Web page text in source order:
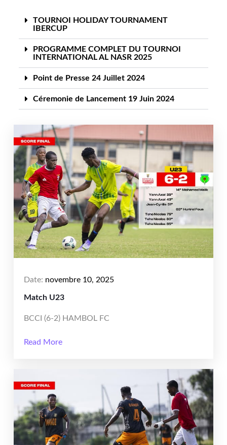
TOURNOI HOLIDAY TOURNAMENT
IBERCUP
PROGRAMME COMPLET DU TOURNOI
INTERNATIONAL AL NASR 2025
Point de Presse 24 Juillet 2024
Céremonie de Lancement 19 Juin 2024
Date: novembre 10, 2025
Match U23
BCCI (6-2) HAMBOL FC
Read More